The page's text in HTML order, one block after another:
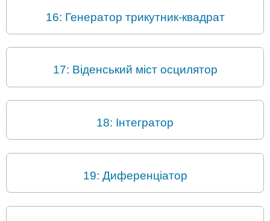
16: Генератор трикутник-квадрат
17: Віденський міст осцилятор
18: Інтегратор
19: Диференціатор